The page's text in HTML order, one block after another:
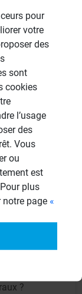
à
sur toute
(2m)
zone
de
40cm ?
platine
de
?
pour
votre
des
sont
cookies
l’usage
des
Vous
ou
est
plus
notre page «